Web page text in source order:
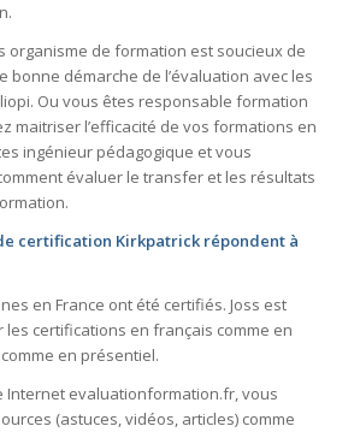
organisme de formation est soucieux de
bonne démarche de l’évaluation avec les
Ou vous êtes responsable formation
maitriser l’efficacité de vos formations en
ingénieur pédagogique et vous
évaluer le transfer et les résultats
certification Kirkpatrick répondent à
en France ont été certifiés. Joss est
les certifications en français comme en
en présentiel.
Internet evaluationformation.fr, vous
(astuces, vidéos, articles) comme